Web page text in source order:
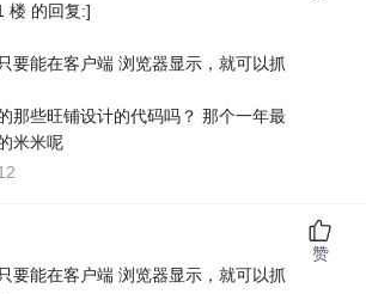
楼 的回复:]
要能在客户端 浏览器显示，就可以抓
那些旺铺设计的代码吗？ 那个一年最
米米呢
要能在客户端 浏览器显示，就可以抓
赞